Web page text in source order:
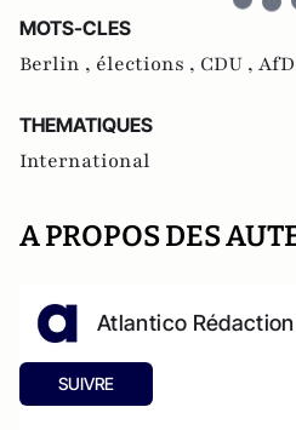
MOTS-CLES
Berlin , élections , CDU , AfD
THEMATIQUES
International
A PROPOS DES
Atlantico Rédaction
SUIVRE